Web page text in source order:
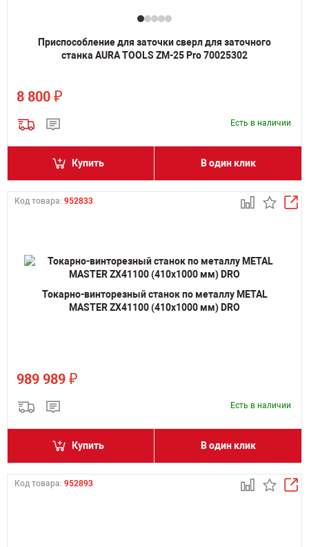
Приспособление для заточки сверл для заточного
станка AURA TOOLS ZM-25 Pro 70025302
8 800 ₽
Есть в наличии
Купить В один клик
Код товара: 952833
Токарно-винторезный станок по металлу METAL
MASTER ZX41100 (410x1000 мм) DRO
989 989 ₽
Есть в наличии
Купить В один клик
Код товара: 952893